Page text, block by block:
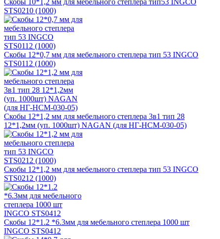
STS0210 (1000)
Скобы 12*0,7 мм для мебельного степлера тип 53 INGCO
STS0112 (1000)
Скобы 12*1,2 мм для мебельного степлера 3в1 тип 28
12*1,2мм (уп. 1000шт) NAGAN (для НГ-НСМ-030-05)
Скобы 12*1,2 мм для мебельного степлера тип 53 INGCO
STS0212 (1000)
Скобы 12*1.2 *6.3мм для мебельного степлера 1000 шт
INGCO STS0412